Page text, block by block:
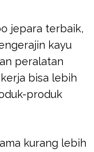
jepara terbaik,
kayu
peralatan
bisa lebih
produk
kurang lebih